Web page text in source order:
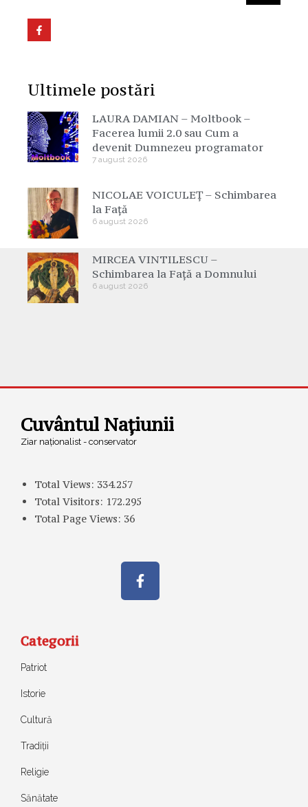
Ultimele postări
LAURA DAMIAN – Moltbook –
Facerea lumii 2.0 sau Cum a
devenit Dumnezeu programator
7 august 2026
NICOLAE VOICULEȚ – Schimbarea
la Față
6 august 2026
MIRCEA VINTILESCU –
Schimbarea la Față a Domnului
6 august 2026
Cuvântul Națiunii
Ziar naționalist - conservator
Total Views: 334.257
Total Visitors: 172.295
Total Page Views: 36
Categorii
Patriot
Istorie
Cultură
Tradiții
Religie
Sănătate